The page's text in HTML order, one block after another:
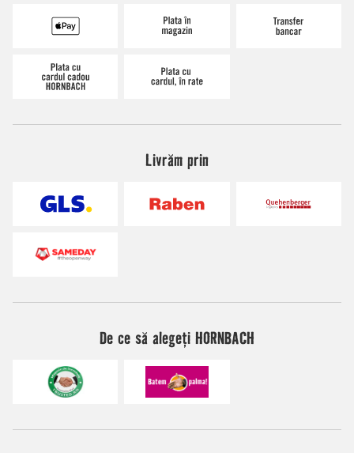
Livrăm prin
De ce să alegeți HORNBACH